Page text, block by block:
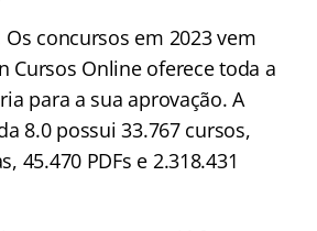
concursos em 2023 vem
Cursos Online oferece toda a
para a sua aprovação. A
8.0 possui 33.767 cursos,
45.470 PDFs e 2.318.431